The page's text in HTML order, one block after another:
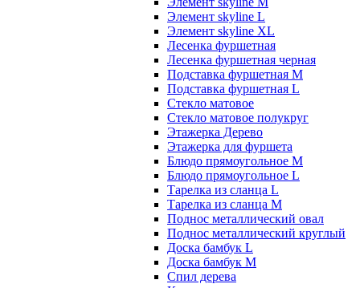
Элемент skyline L
Элемент skyline XL
Лесенка фуршетная
Лесенка фуршетная черная
Подставка фуршетная M
Подставка фуршетная L
Стекло матовое
Стекло матовое полукруг
Этажерка Дерево
Этажерка для фуршета
Блюдо прямоугольное M
Блюдо прямоугольное L
Тарелка из сланца L
Тарелка из сланца M
Поднос металлический овал
Поднос металлический круглый
Доска бамбук L
Доска бамбук M
Спил дерева